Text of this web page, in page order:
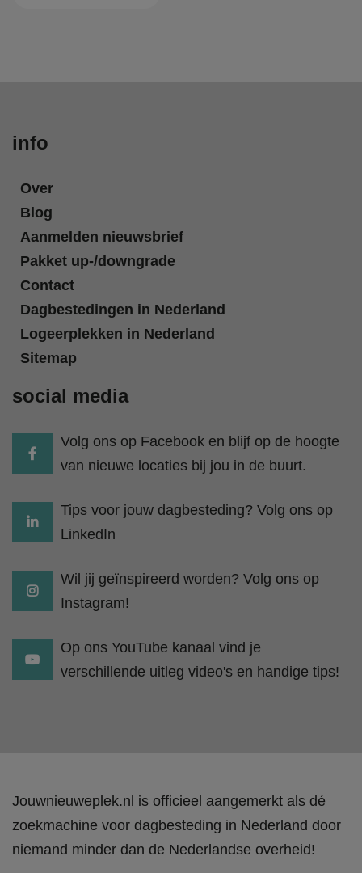
info
Over
Blog
Aanmelden nieuwsbrief
Pakket up-/downgrade
Contact
Dagbestedingen in Nederland
Logeerplekken in Nederland
Sitemap
social media
Volg ons op Facebook en blijf op de hoogte
van nieuwe locaties bij jou in de buurt.
Tips voor jouw dagbesteding? Volg ons op
LinkedIn
Wil jij geïnspireerd worden? Volg ons op
Instagram!
Op ons YouTube kanaal vind je
verschillende uitleg video's en handige tips!
Jouwnieuweplek.nl is officieel aangemerkt als dé
zoekmachine voor dagbesteding in Nederland door
niemand minder dan de Nederlandse overheid!